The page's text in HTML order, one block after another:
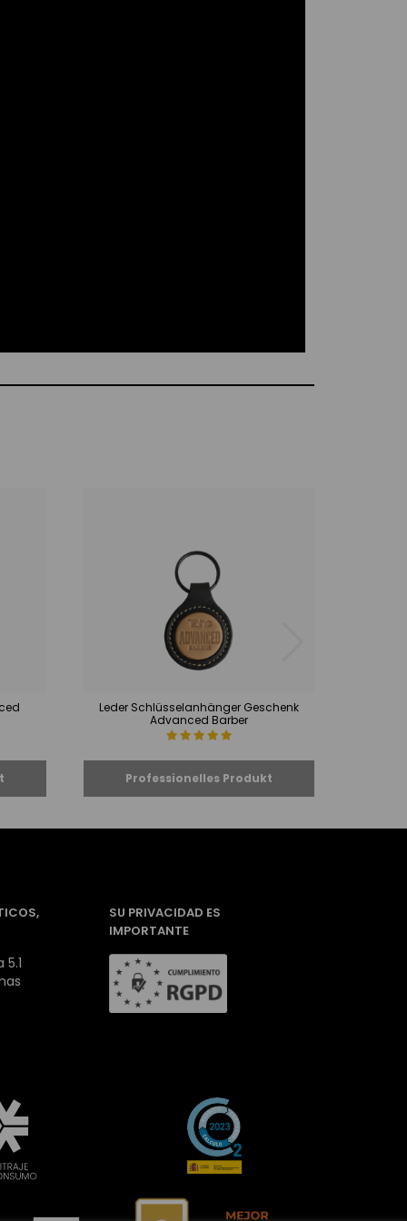
Leder Schlüsselanhänger Geschenk
Advanced Barber
SU PRIVACIDAD ES
IMPORTANTE